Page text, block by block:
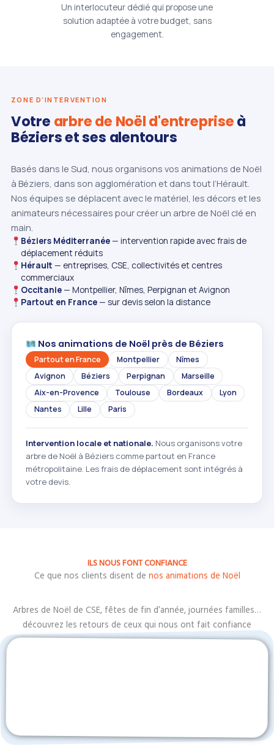
Un interlocuteur dédié qui propose une
solution adaptée à votre budget, sans
engagement.
ZONE D'INTERVENTION
Votre arbre de Noël d'entrepriseà
Béziers et ses alentours
Basés dans le Sud, nous organisons vos animations de Noël
à Béziers, dans son agglomération et dans tout l’Hérault.
Nos équipes se déplacent avec le matériel, les décors et les
animateurs nécessaires pour créer un arbre de Noël clé en
main.
Béziers Méditerranée— intervention rapide avec frais de
déplacement réduits
Hérault — entreprises, CSE, collectivités et centres
commerciaux
Occitanie— Montpellier, Nîmes, Perpignan et Avignon
Partout en France— sur devis selon la distance
Nos animations de Noël près de Béziers
Partout en France Montpellier
Nîmes
Avignon
Béziers Perpignan
Marseille
Aix-en-Provence
Toulouse Bordeaux
Lyon
Nantes
Lille Paris
Intervention locale et nationale. Nous organisons votre
arbre de Noël à Béziers comme partout en France
métropolitaine. Les frais de déplacement sont intégrés à
votre devis.
ILS NOUS FONT CONFIANCE
Ce que nos clients disent de nos animations de Noël
Arbres de Noël de CSE, fêtes de fin d’année, journées familles…
découvrez les retours de ceux qui nous ont fait confiance